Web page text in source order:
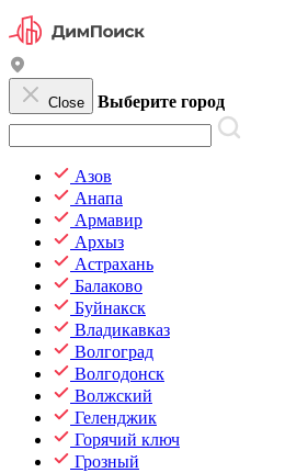
Close Выберите город
Азов
Анапа
Армавир
Архыз
Астрахань
Балаково
Буйнакск
Владикавказ
Волгоград
Волгодонск
Волжский
Геленджик
Горячий ключ
Грозный